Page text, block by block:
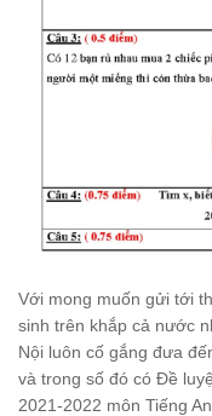
Với mong muốn gửi tới
sinh trên khắp cả nước
Nội luôn cố gắng đưa
và trong số đó có Đề
2021-2022 môn Tiếng